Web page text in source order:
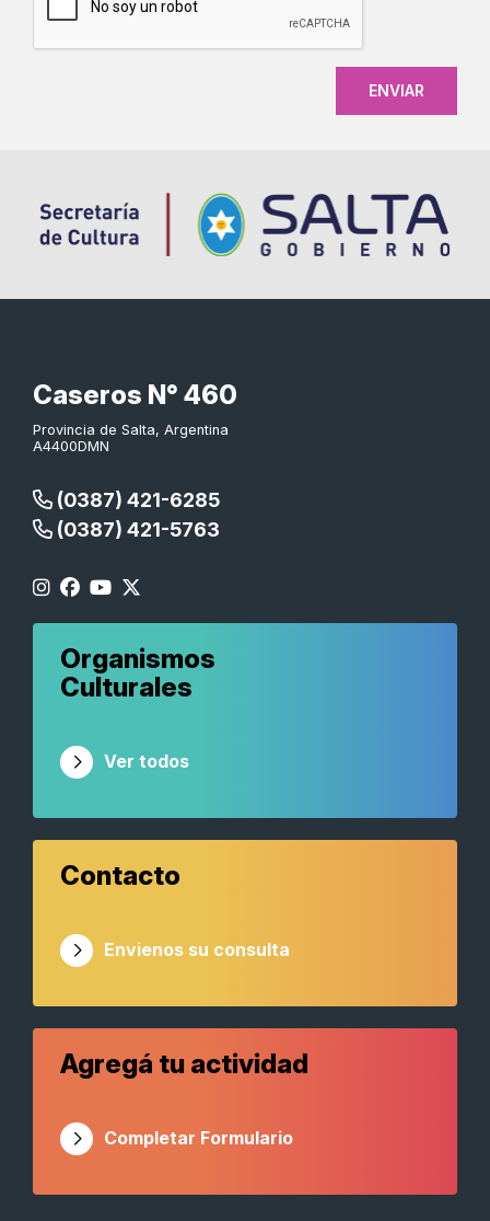
Caseros N° 460
Provincia de Salta, Argentina
A4400DMN
(0387) 421-6285
(0387) 421-5763
Organismos
Culturales
Ver todos
Contacto
Envienos su consulta
Agregá tu actividad
Completar Formulario